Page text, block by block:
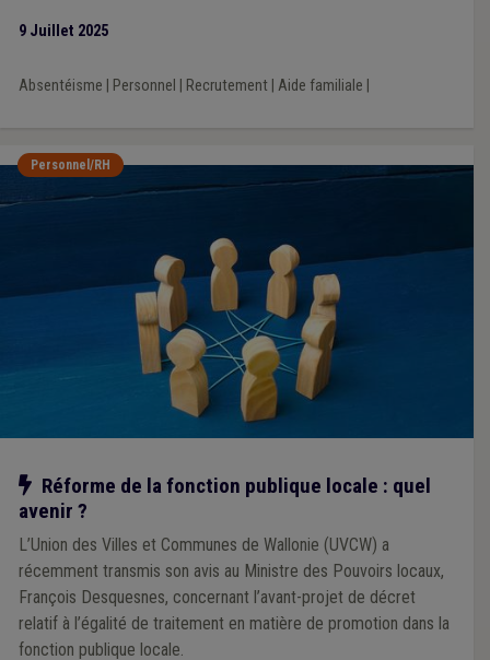
9 Juillet 2025
Absentéisme Personnel Recrutement| Aide familiale
Personnel/RH
Notre action
Réforme de la fonction publique locale : quel
avenir ?
L’Union des Villes et Communes de Wallonie (UVCW) a
récemment transmis son avis au Ministre des Pouvoirs locaux,
François Desquesnes, concernant l’avant-projet de décret
relatif à l’égalité de traitement en matière de promotion dans la
fonction publique locale.